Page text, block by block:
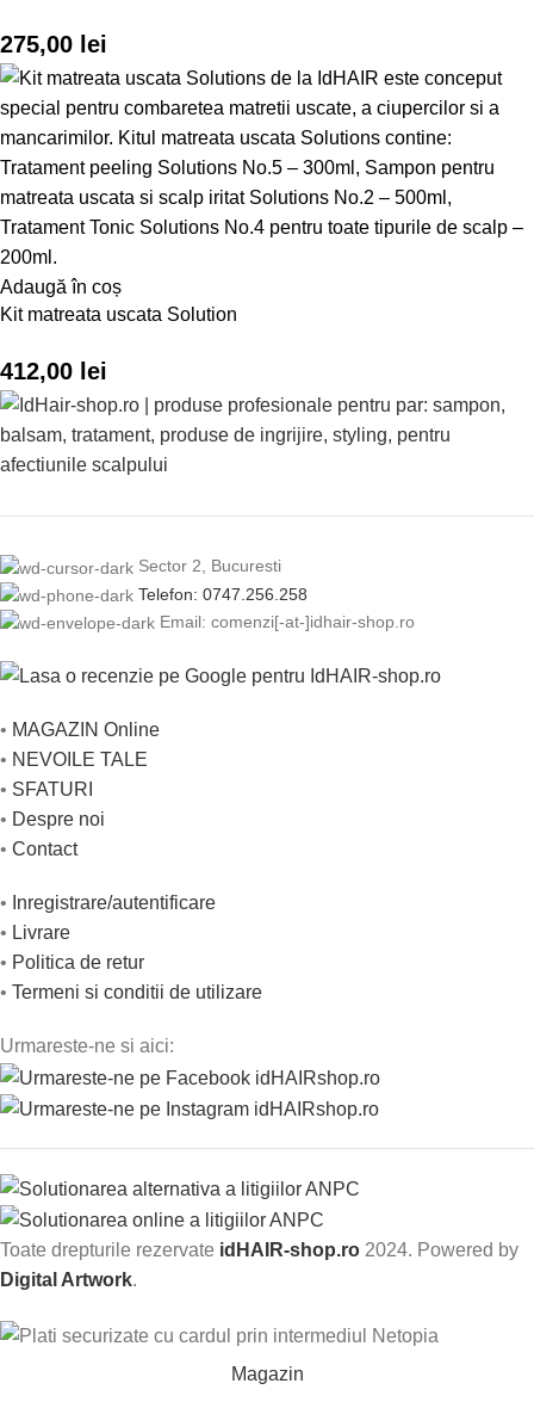
275,00 lei
Adaugă în coș
Kit matreata uscata Solution
412,00 lei
Sector 2, Bucuresti
Telefon: 0747.256.258
Email: comenzi[-at-]idhair-shop.ro
• MAGAZIN Online
• NEVOILE TALE
• SFATURI
• Despre noi
• Contact
• Inregistrare/autentificare
• Livrare
• Politica de retur
• Termeni si conditii de utilizare
Urmareste-ne si aici:
Toate drepturile rezervate idHAIR-shop.ro 2024. Powered by
Digital Artwork.
Magazin